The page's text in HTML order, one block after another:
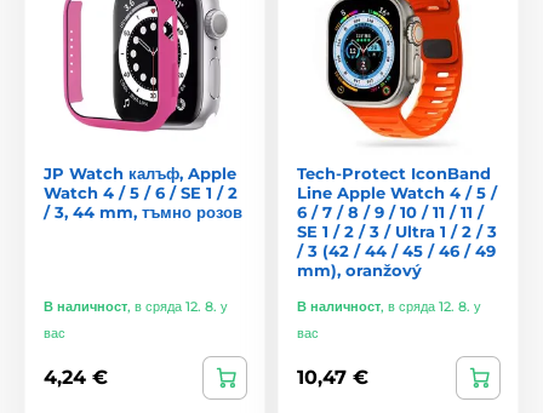
JP Watch калъф, Apple
Watch 4 / 5 / 6 / SE 1 / 2
/ 3, 44 mm, тъмно розов
В наличност, в сряда 12. 8. у
вас
4,24 €
Tech-Protect IconBand
Line Apple Watch 4 / 5 /
6 / 7 / 8 / 9 / 10 / 11 / 11 /
SE 1 / 2 / 3 / Ultra 1 / 2 / 3
/ 3 (42 / 44 / 45 / 46 / 49
mm), oranžový
В наличност, в сряда 12. 8. у
вас
10,47 €